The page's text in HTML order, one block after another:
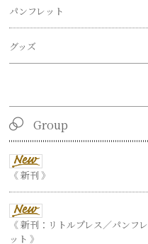
パンフレット
グッズ
Group
《 新刊 》
《 新刊：リトルプレス／パンフレ
ット 》